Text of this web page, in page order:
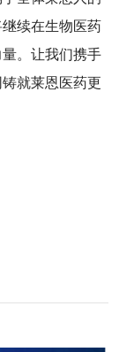
续在生物医药
。让我们携手
就莱恩医药更